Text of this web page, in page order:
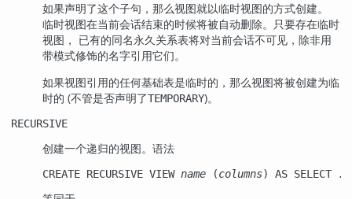
如果声明了这个子句，那么视图就以临时视图的方式创建。
临时视图在当前会话结束的时候将被自动删除。只要存在临时
视图， 已有的同名永久关系表将对当前会话不可见，除非用
带模式修饰的名字引用它们。
如果视图引用的任何基础表是临时的，那么视图将被创建为临
时的 (不管是否声明了TEMPORARY)。
RECURSIVE
创建一个递归的视图。语法
CREATE RECURSIVE VIEW name (columns) AS SELECT